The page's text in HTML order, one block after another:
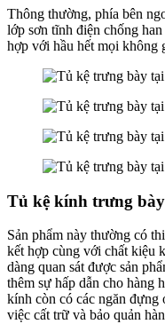
Thông thường, phía bên
lớp sơn tĩnh điện chống
hợp với hầu hết mọi không
Tủ kệ kính trưng
Sản phẩm này thường có
kết hợp cùng với chất kiệu
dàng quan sát được sản
thêm sự hấp dẫn cho hàng
kính còn có các ngăn đựng
việc cất trữ và bảo quản